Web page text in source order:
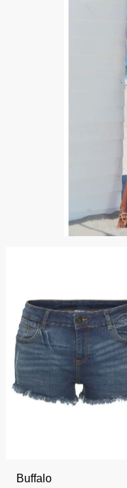
Buffalo